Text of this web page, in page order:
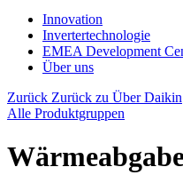
Innovation
Invertertechnologie
EMEA Development
Über uns
Zurück Zurück zu Über Daikin
Alle Produktgruppen